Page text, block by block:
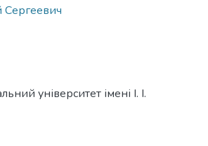
університет імені І. І.